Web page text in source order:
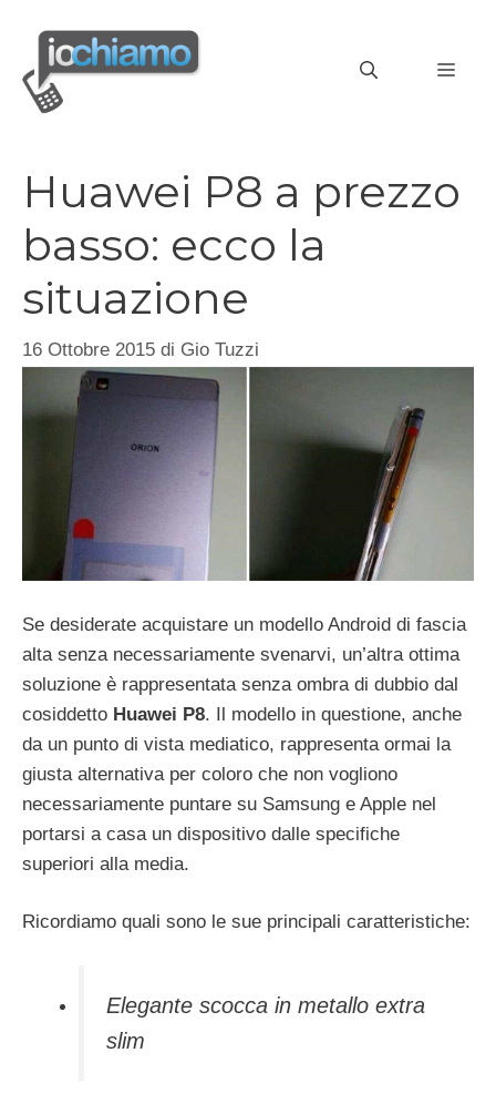
contenuto
Huawei P8 a prezzo
basso: ecco la
situazione
16 Ottobre 2015 di Gio Tuzzi
Se desiderate acquistare un modello Android di fascia
alta senza necessariamente svenarvi, un’altra ottima
soluzione è rappresentata senza ombra di dubbio dal
cosiddetto Huawei P8. Il modello in questione, anche
da un punto di vista mediatico, rappresenta ormai la
giusta alternativa per coloro che non vogliono
necessariamente puntare su Samsung e Apple nel
portarsi a casa un dispositivo dalle specifiche
superiori alla media.
Ricordiamo quali sono le sue principali caratteristiche:
Elegante scocca in metallo extra
slim